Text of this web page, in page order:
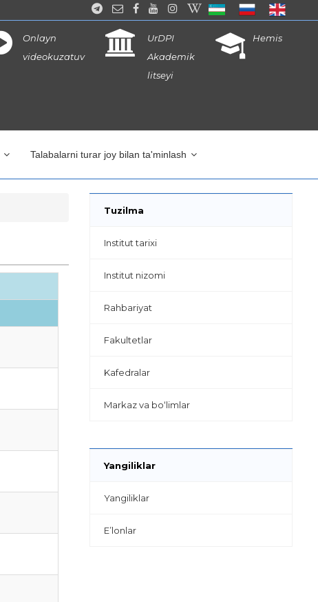
Onlayn
videokuzatuv
UrDPI
Akademik
litseyi
Hemis
Talabalarni turar joy bilan ta'minlash
Tuzilma
Institut tarixi
Institut nizomi
Rahbariyat
Fakultetlar
Kafedralar
Markaz va bo‘limlar
Yangiliklar
Yangiliklar
E’lonlar